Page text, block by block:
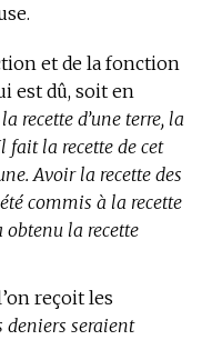
et de la fonction
est dû, soit en
recette d’une terre, la
fait la recette de cet
Avoir la recette des
commis à la recette
obtenu la recette
reçoit les
deniers seraient